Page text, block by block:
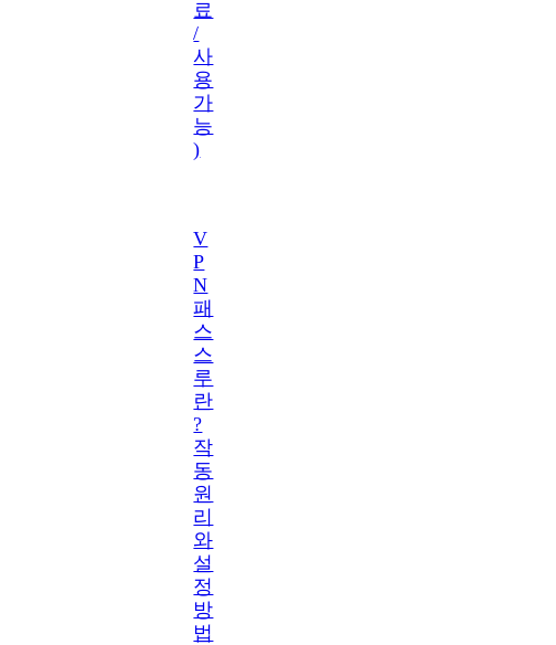
료
/
사
용
가
능
)
V
P
N
패
스
스
루
란
?
작
동
원
리
와
설
정
방
법